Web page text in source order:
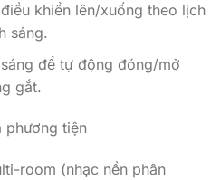
khiển lên/xuống theo lịch
sáng.
để tự động đóng/mở
gắt.
phương tiện
room (nhạc nền phân